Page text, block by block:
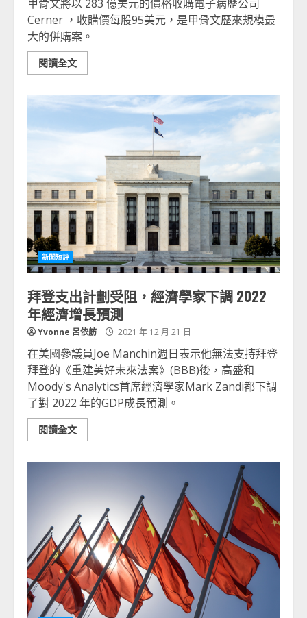
甲骨文將以 283 億美元的價格收購電子病歷公司
Cerner ，收購價每股95美元，是甲骨文歷來規模最
大的併購案。
閱讀全文
新聞短評
拜登支出計劃受阻，經濟學家下調 2022
年經濟增長預測
Yvonne 呂依舫 2021 年 12 月 21 日
在美國參議員Joe Manchin週日表示他無法支持拜登
拜登的《重建美好未來法案》(BBB)後，高盛和
Moody's Analytics首席經濟學家Mark Zandi都下調
了對 2022 年的GDP成長預測。
閱讀全文